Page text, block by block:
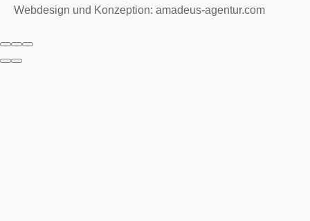
Webdesign und Konzeption: amadeus-agentur.com